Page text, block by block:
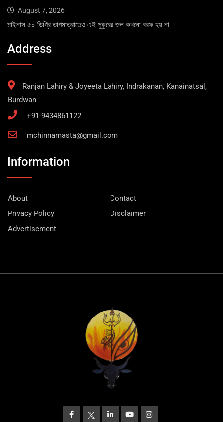
August 7, 2026
মাইনাস ৫০ ডিগ্রি তাপমাত্রাতেও এই পুকুরের জল কখনো বরফ হয় না
Address
Ranjan Lahiry & Joyeeta Lahiry, Indrakanan, Kanainatsal,
Burdwan
+91-9434861122
mchinnamasta@gmail.com
Information
About
Contact
Privacy Policy
Disclaimer
Advertisement